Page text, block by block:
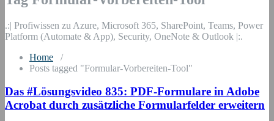
.:| Profiwissen zu Azure, Microsoft 365, SharePoint, Teams, Power
Platform (Automate & App), Security, OneNote & Outlook |:.
Home /
Posts tagged "Formular-Vorbereiten-Tool"
Das #Lösungsvideo 835: PDF-Formulare in Adobe
Acrobat durch zusätzliche Formularfelder erweitern